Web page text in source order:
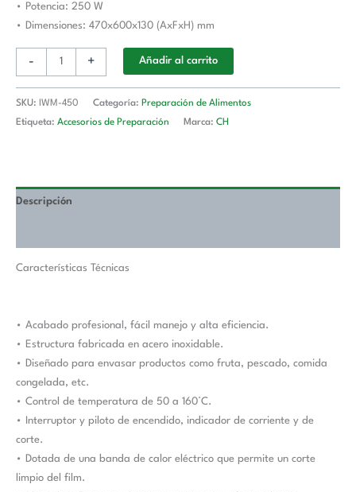
• Potencia: 250 W
• Dimensiones: 470x600x130 (AxFxH) mm
- + Añadir al carrito
SKU: IWM-450 Categoría: Preparación de Alimentos
Etiqueta: Accesorios de Preparación Marca: CH
Descripción
Características Técnicas
• Acabado profesional, fácil manejo y alta eficiencia.
• Estructura fabricada en acero inoxidable.
• Diseñado para envasar productos como fruta, pescado, comida
congelada, etc.
• Control de temperatura de 50 a 160°C.
• Interruptor y piloto de encendido, indicador de corriente y de
corte.
• Dotada de una banda de calor eléctrico que permite un corte
limpio del film.